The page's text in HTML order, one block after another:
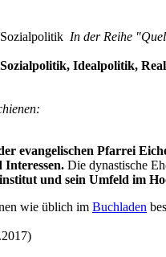
In der Reihe
Sozialpolitik, Idealpolitik,
evangelischen Pfarrei
Interessen. Die dynastische
und sein Umfeld im
wie üblich im Buchladen